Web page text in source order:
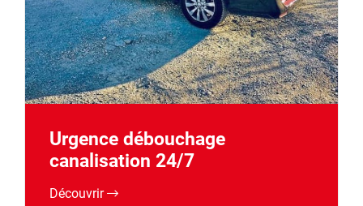
Urgence débouchage
canalisation 24/7
Découvrir